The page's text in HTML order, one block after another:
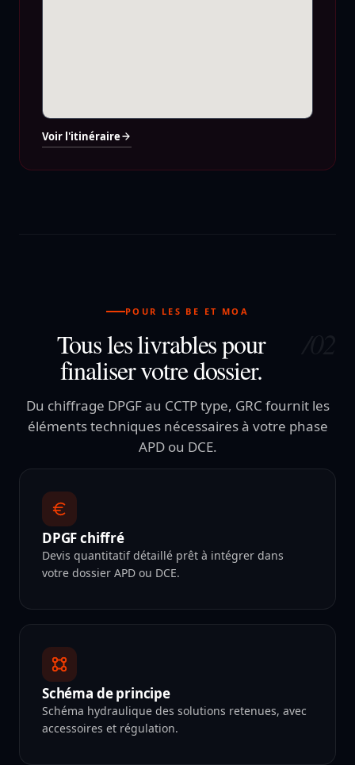
Voir l'itinéraire
POUR LES BE ET MOA
Tous les livrables pour
finaliser votre dossier.
Du chiffrage DPGF au CCTP type, GRC fournit les
éléments techniques nécessaires à votre phase
APD ou DCE.
DPGF chiffré
Devis quantitatif détaillé prêt à intégrer dans
votre dossier APD ou DCE.
Schéma de principe
Schéma hydraulique des solutions retenues, avec
accessoires et régulation.